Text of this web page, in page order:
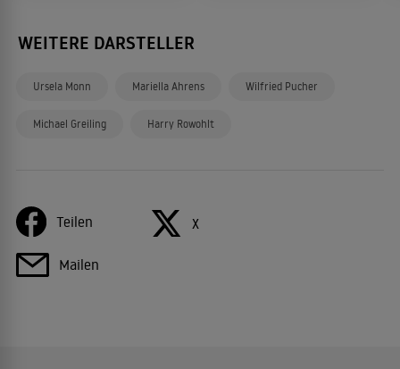
WEITERE DARSTELLER
Ursela Monn Mariella Ahrens Wilfried Pucher
Michael Greiling Harry Rowohlt
Teilen X
Mailen